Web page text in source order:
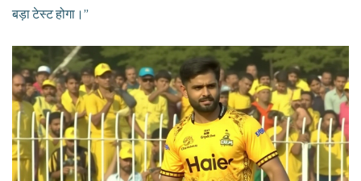
बड़ा टेस्‍ट होगा।”